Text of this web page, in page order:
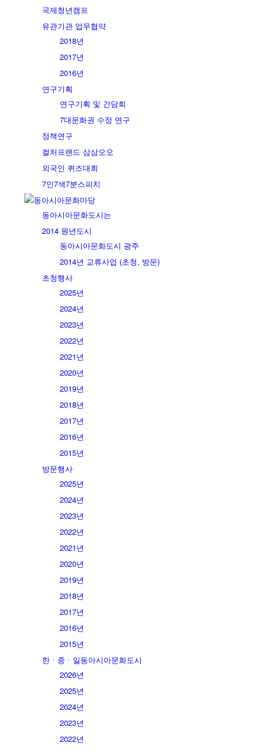
국제청년캠프
유관기관 업무협약
2018년
2017년
2016년
연구기획
연구기획 및 간담회
7대문화권 수정 연구
정책연구
컬처프랜드 삼삼오오
외국인 퀴즈대회
7인7색7분스피치
동아시아문화마당
동아시아문화도시는
2014 원년도시
동아시아문화도시 광주
2014년 교류사업 (초청, 방문)
초청행사
2025년
2024년
2023년
2022년
2021년
2020년
2019년
2018년
2017년
2016년
2015년
방문행사
2025년
2024년
2023년
2022년
2021년
2020년
2019년
2018년
2017년
2016년
2015년
한ㆍ중ㆍ일동아시아문화도시
2026년
2025년
2024년
2023년
2022년